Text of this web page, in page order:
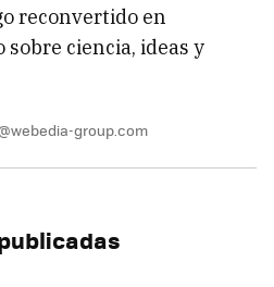
reconvertido en
ciencia, ideas y
group.com